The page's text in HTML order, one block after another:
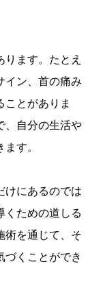
ます。たとえ
イン、首の痛み
ことがありま
、自分の生活や
す。
けにあるのでは
くための道しる
術を通じて、そ
づくことができ